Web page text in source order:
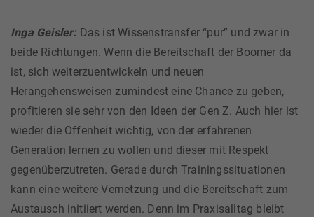
Inga Geisler: Das ist Wissenstransfer “pur” und zwar in
beide Richtungen. Wenn die Bereitschaft der Boomer da
ist, sich weiterzuentwickeln und neuen
Herangehensweisen zumindest eine Chance zu geben,
profitieren sie sehr von den Ideen der Gen Z. Auch hier ist
wieder die Offenheit wichtig, von der erfahrenen
Generation lernen zu wollen und dieser mit Respekt
gegenüberzutreten. Gerade durch Trainingssituationen
kann eine weitere Vernetzung und die Bereitschaft zum
Austausch initiiert werden. Denn im Praxisalltag bleibt